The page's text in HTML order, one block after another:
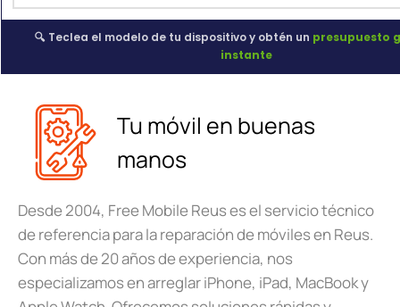
🔍 Teclea el modelo de tu dispositivo y obtén un presupuesto
instante
Tu móvil en buenas
manos
Desde 2004, Free Mobile Reus es el servicio técnico
de referencia para la reparación de móviles en Reus.
Con más de 20 años de experiencia, nos
especializamos en arreglar iPhone, iPad, MacBook y